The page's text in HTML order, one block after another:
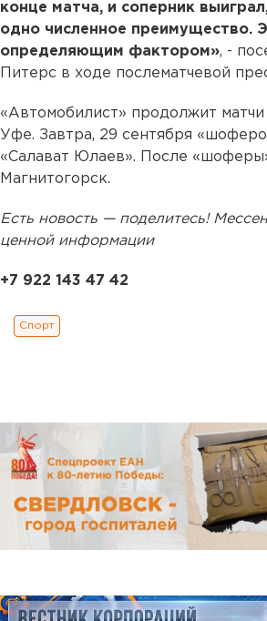
конце матча, и соперник
одно численное преимущество.
определяющим фактором», -
Питерс в ходе послематчевой
«Автомобилист» продолжит
Уфе. Завтра, 29 сентября
«Салават Юлаев». После
Магнитогорск.
Есть новость — поделитесь!
ценной информации
+7 922 143 47 42
Спорт